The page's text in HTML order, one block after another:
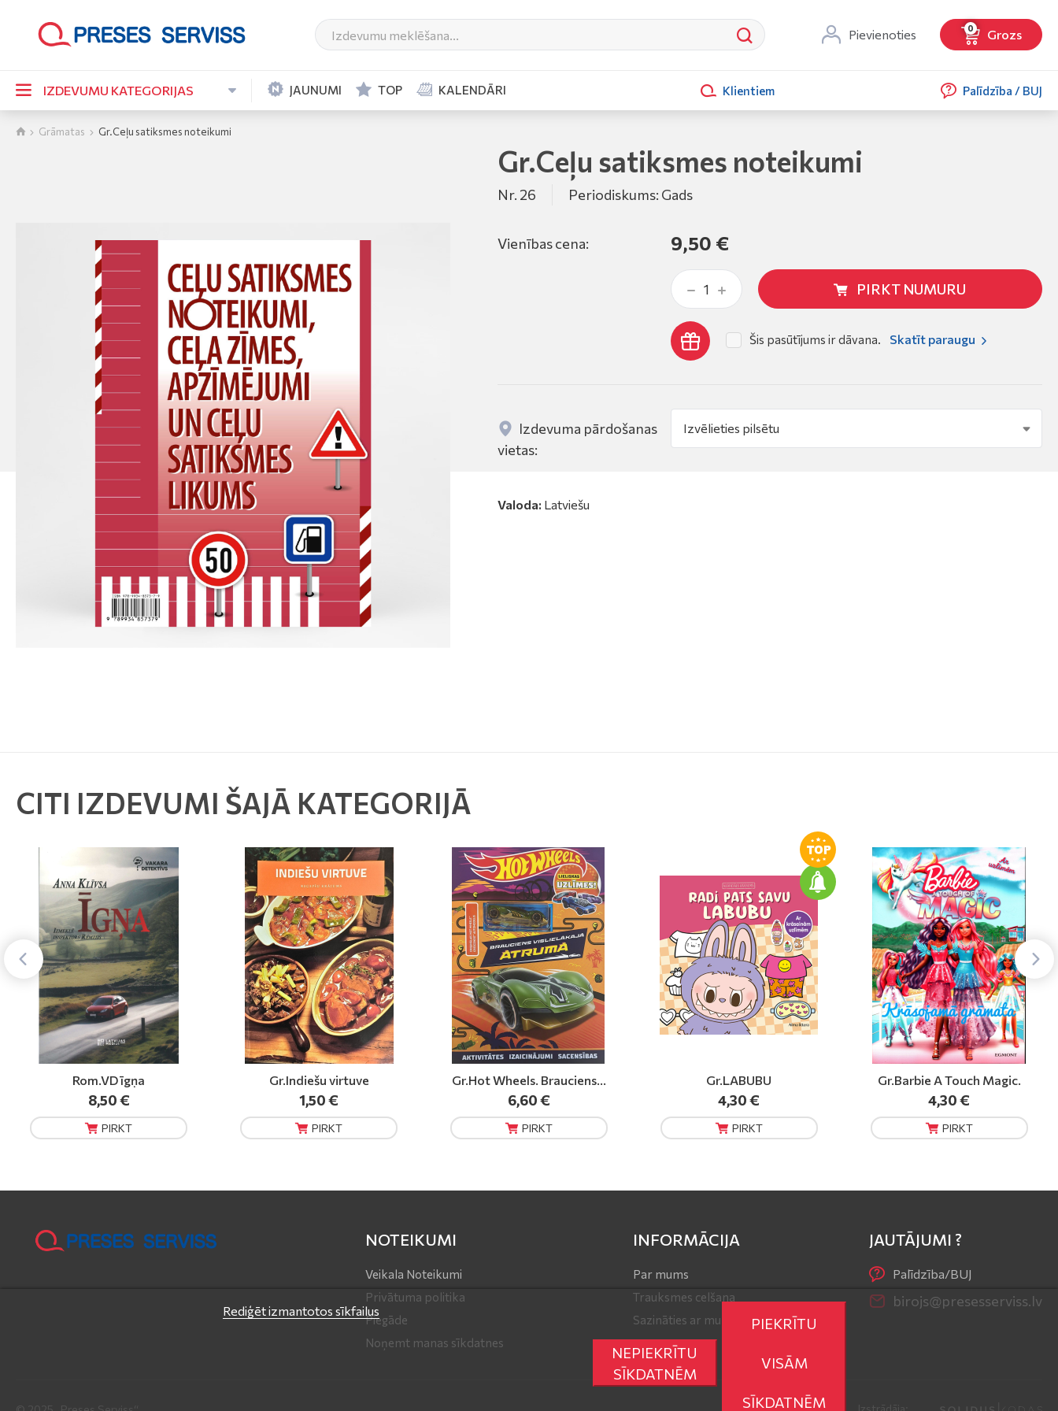
Pievienoties 0 Grozs
IZDEVUMU KATEGORIJAS JAUNUMI TOP KALENDĀRI Klientiem Palīdzība / BUJ
Grāmatas Gr.Ceļu satiksmes noteikumi
Gr.Ceļu satiksmes noteikumi
Nr. 26 Periodiskums: Gads
Vienības cena: 9,50 €
PIRKT NUMURU
Šis pasūtījums ir dāvana. Skatīt paraugu
Izdevuma pārdošanas
vietas:
Valoda: Latviešu
CITI IZDEVUMI ŠAJĀ KATEGORIJĀ
Gr.Indiešu virtuve
1,50 €
PIRKT
Gr.Hot Wheels. Brauciens...
6,60 €
PIRKT
Gr.LABUBU
4,30 €
PIRKT
Gr.Barbie A Touch Magic.
4,30 €
PIRKT
Rom.VD Nāvīgais kūlenis
8,50 €
PIRKT
NOTEIKUMI
Veikala Noteikumi
Privātuma politika
Piegāde
Noņemt manas sīkdatnes
INFORMĀCIJA
Par mums
Trauksmes celšana
Sazināties ar mums
Rediģēt izmantotos sīkfailus
NEPIEKRĪTU
SĪKDATNĒM
PIEKRĪTU
VISĀM
SĪKDATNĒM
JAUTĀJUMI ?
Palīdzība/BUJ
birojs@presesserviss.lv
Izstrādāja: